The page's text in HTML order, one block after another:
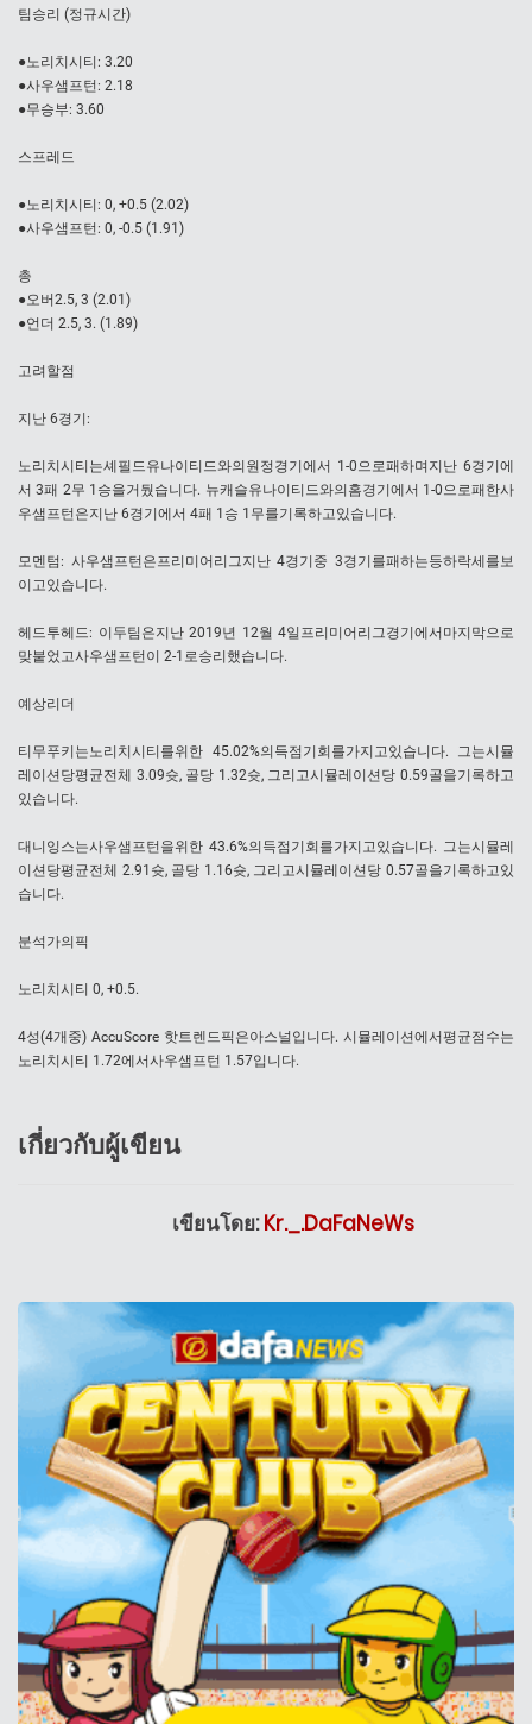
팀승리 (정규시간)
●노리치시티: 3.20
●사우샘프턴: 2.18
●무승부: 3.60
스프레드
●노리치시티: 0, +0.5 (2.02)
●사우샘프턴: 0, -0.5 (1.91)
총
●오버2.5, 3 (2.01)
●언더 2.5, 3. (1.89)
고려할점
지난 6경기:
노리치시티는셰필드유나이티드와의원정경기에서 1-0으로패하며지난 6경기에
서 3패 2무 1승을거뒀습니다. 뉴캐슬유나이티드와의홈경기에서 1-0으로패한사
우샘프턴은지난 6경기에서 4패 1승 1무를기록하고있습니다.
모멘텀: 사우샘프턴은프리미어리그지난 4경기중 3경기를패하는등하락세를보
이고있습니다.
헤드투헤드: 이두팀은지난 2019년 12월 4일프리미어리그경기에서마지막으로
맞붙었고사우샘프턴이 2-1로승리했습니다.
예상리더
티무푸키는노리치시티를위한 45.02%의득점기회를가지고있습니다. 그는시뮬
레이션당평균전체 3.09슛, 골당 1.32슛, 그리고시뮬레이션당 0.59골을기록하고
있습니다.
대니잉스는사우샘프턴을위한 43.6%의득점기회를가지고있습니다. 그는시뮬레
이션당평균전체 2.91슛, 골당 1.16슛, 그리고시뮬레이션당 0.57골을기록하고있
습니다.
분석가의픽
노리치시티 0, +0.5.
4성(4개중) AccuScore 핫트렌드픽은아스널입니다. 시뮬레이션에서평균점수는
노리치시티 1.72에서사우샘프턴 1.57입니다.
เกี่ยวกับผู้เขียน
เขียนโดย:Kr._.DaFaNeWs